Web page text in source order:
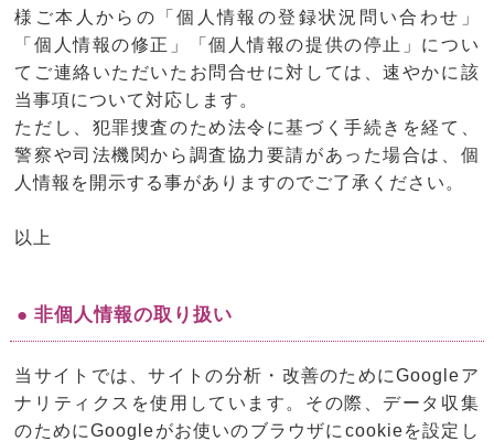
様ご本人からの「個人情報の登録状況問い合わせ」
「個人情報の修正」「個人情報の提供の停止」につい
てご連絡いただいたお問合せに対しては、速やかに該
当事項について対応します。
ただし、犯罪捜査のため法令に基づく手続きを経て、
警察や司法機関から調査協力要請があった場合は、個
人情報を開示する事がありますのでご了承ください。
以上
● 非個人情報の取り扱い
当サイトでは、サイトの分析・改善のためにGoogleア
ナリティクスを使用しています。その際、データ収集
のためにGoogleがお使いのブラウザにcookieを設定し